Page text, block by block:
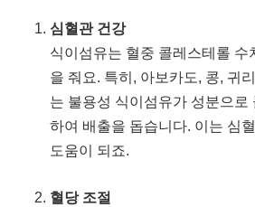
심혈관 건강
식이섬유는 혈중 콜레스테롤 수
을 줘요. 특히, 아보카도, 콩, 귀
는 불용성 식이섬유가 성분으로
하여 배출을 돕습니다. 이는 심
도움이 되죠.
혈당 조절